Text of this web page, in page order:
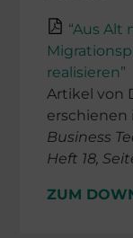
“Aus Alt
realisieren”
Artikel von
erschie­nen
Business
Heft 18,
ZUM